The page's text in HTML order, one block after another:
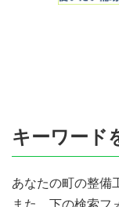
キーワード
あなたの町の整備